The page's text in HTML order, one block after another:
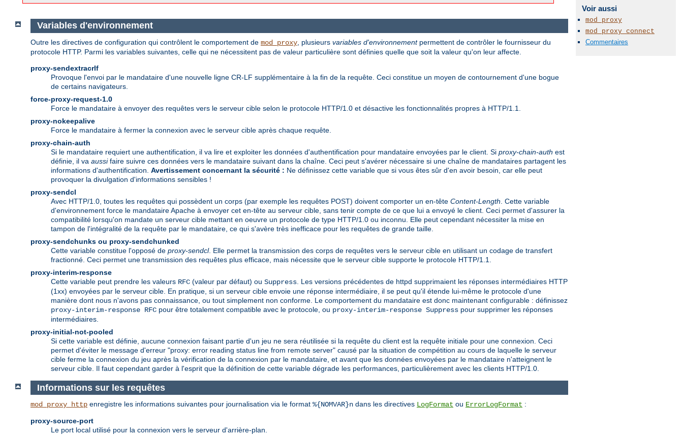
Voir aussi
mod_proxy
mod_proxy_connect
Commentaires
Variables d'environnement
Outre les directives de configuration qui contrôlent le comportement de mod_proxy , plusieurs variables d'environnementpermettent de contrôler le fournisseur du
protocole HTTP. Parmi les variables suivantes, celle qui ne nécessitent pas de valeur particulière sont définies quelle que soit la valeur qu'on leur affecte.
proxy-sendextracrlf
Provoque l'envoi par le mandataire d'une nouvelle ligne CR-LF supplémentaire à la fin de la requête. Ceci constitue un moyen de contournement d'une bogue
de certains navigateurs.
force-proxy-request-1.0
Force le mandataire à envoyer des requêtes vers le serveur cible selon le protocole HTTP/1.0 et désactive les fonctionnalités propres à HTTP/1.1.
proxy-nokeepalive
Force le mandataire à fermer la connexion avec le serveur cible après chaque requête.
proxy-chain-auth
Si le mandataire requiert une authentification, il va lire et exploiter les données d'authentification pour mandataire envoyées par le client. Si proxy-chain-auth est
définie, il va aussifaire suivre ces données vers le mandataire suivant dans la chaîne. Ceci peut s'avérer nécessaire si une chaîne de mandataires partagent les
informations d'authentification. Avertissement concernant la sécurité : Ne définissez cette variable que si vous êtes sûr d'en avoir besoin, car elle peut
provoquer la divulgation d'informations sensibles !
proxy-sendcl
Avec HTTP/1.0, toutes les requêtes qui possèdent un corps (par exemple les requêtes POST) doivent comporter un en-tête Content-Length . Cette variable
d'environnement force le mandataire Apache à envoyer cet en-tête au serveur cible, sans tenir compte de ce que lui a envoyé le client. Ceci permet d'assurer la
compatibilité lorsqu'on mandate un serveur cible mettant en oeuvre un protocole de type HTTP/1.0 ou inconnu. Elle peut cependant nécessiter la mise en
tampon de l'intégralité de la requête par le mandataire, ce qui s'avère très inefficace pour les requêtes de grande taille.
proxy-sendchunks ou proxy-sendchunked
Cette variable constitue l'opposé de proxy-sendcl. Elle permet la transmission des corps de requêtes vers le serveur cible en utilisant un codage de transfert
fractionné. Ceci permet une transmission des requêtes plus efficace, mais nécessite que le serveur cible supporte le protocole HTTP/1.1.
proxy-interim-response
Cette variable peut prendre les valeurs RFC (valeur par défaut) ou Suppress . Les versions précédentes de httpd supprimaient les réponses intermédiaires HTTP
(1xx) envoyées par le serveur cible. En pratique, si un serveur cible envoie une réponse intermédiaire, il se peut qu'il étende lui-même le protocole d'une
manière dont nous n'avons pas connaissance, ou tout simplement non conforme. Le comportement du mandataire est donc maintenant configurable : définissez
proxy-interim-response RFC pour être totalement compatible avec le protocole, ou proxy-interim-response Suppress pour supprimer les réponses
intermédiaires.
proxy-initial-not-pooled
Si cette variable est définie, aucune connexion faisant partie d'un jeu ne sera réutilisée si la requête du client est la requête initiale pour une connexion. Ceci
permet d'éviter le message d'erreur "proxy: error reading status line from remote server" causé par la situation de compétition au cours de laquelle le serveur
cible ferme la connexion du jeu après la vérification de la connexion par le mandataire, et avant que les données envoyées par le mandataire n'atteignent le
serveur cible. Il faut cependant garder à l'esprit que la définition de cette variable dégrade les performances, particulièrement avec les clients HTTP/1.0.
Informations sur les requêtes
mod_proxy_http enregistre les informations suivantes pour journalisation via le format %{NOMVAR}n dans les directives LogFormat ou ErrorLogFormat :
proxy-source-port
Le port local utilisé pour la connexion vers le serveur d'arrière-plan.